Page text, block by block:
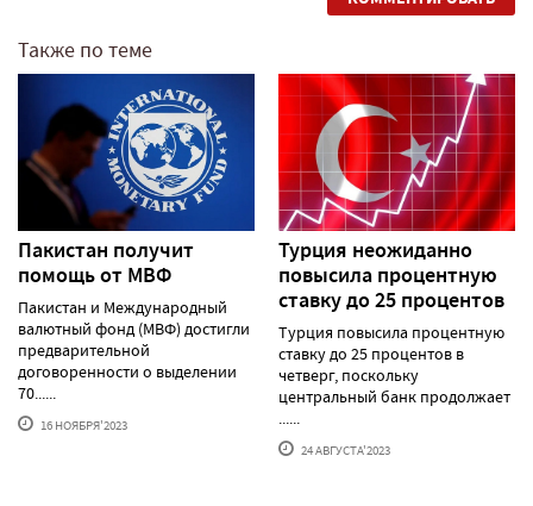
Также по теме
Пакистан получит
помощь от МВФ
Пакистан и Международный
валютный фонд (МВФ) достигли
предварительной
договоренности о выделении
70......
16 НОЯБРЯ'2023
Турция неожиданно
повысила процентную
ставку до 25 процентов
Турция повысила процентную
ставку до 25 процентов в
четверг, поскольку
центральный банк продолжает
......
24 АВГУСТА'2023